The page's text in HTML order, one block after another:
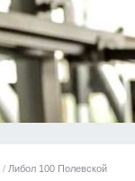
/ Либол 100 Полевской